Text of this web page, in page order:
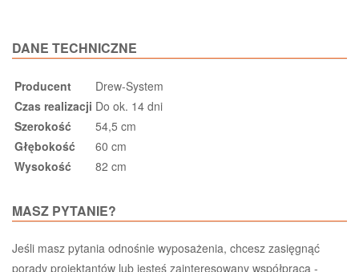
DANE TECHNICZNE
Producent
Drew-System
Czas realizacji Do ok. 14 dni
Szerokość
54,5 cm
Głębokość
60 cm
Wysokość
82 cm
MASZ PYTANIE?
Jeśli masz pytania odnośnie wyposażenia, chcesz zasięgnąć
porady projektantów lub jesteś zainteresowany współpracą -